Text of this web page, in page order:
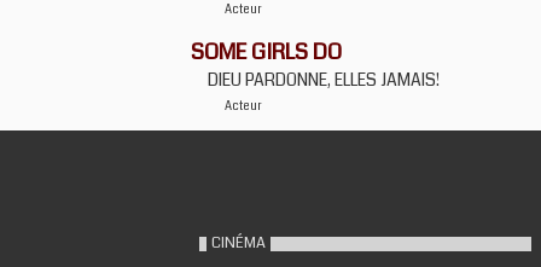
Acteur
SOME GIRLS DO
DIEU PARDONNE, ELLES JAMAIS!
Acteur
CINÉMA